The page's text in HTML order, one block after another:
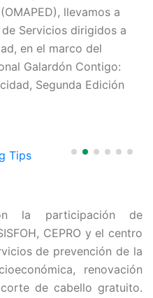
llevamos a
Servicios dirigidos a
en el marco del
Galardón Contigo:
Segunda Edición
la participación de
CEPRO y el centro
de prevención de la
renovación
de cabello gratuito.